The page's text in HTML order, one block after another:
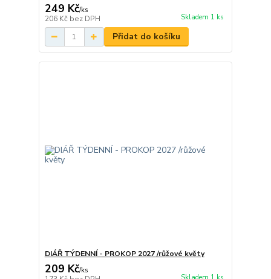
249 Kč/ks
206 Kč bez DPH Skladem 1 ks
Přidat do košíku
DIÁŘ TÝDENNÍ - PROKOP 2027 /růžové květy
209 Kč/ks